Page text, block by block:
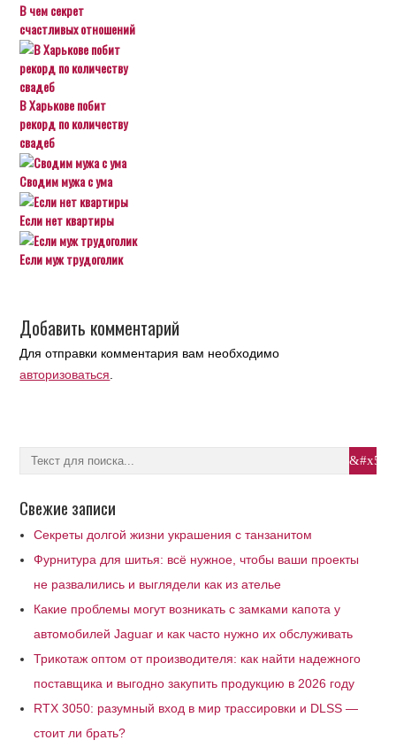
В чем секрет
счастливых отношений
В Харькове побит
рекорд по количеству
свадеб
Сводим мужа с ума
Если нет квартиры
Если муж трудоголик
Добавить комментарий
Для отправки комментария вам необходимо
авторизоваться
Свежие записи
Секреты долгой жизни украшения с танзанитом
Фурнитура для шитья: всё нужное, чтобы ваши проекты
не развалились и выглядели как из ателье
Какие проблемы могут возникать с замками капота у
автомобилей Jaguar и как часто нужно их обслуживать
Трикотаж оптом от производителя: как найти надежного
поставщика и выгодно закупить продукцию в 2026 году
RTX 3050: разумный вход в мир трассировки и DLSS —
стоит ли брать?